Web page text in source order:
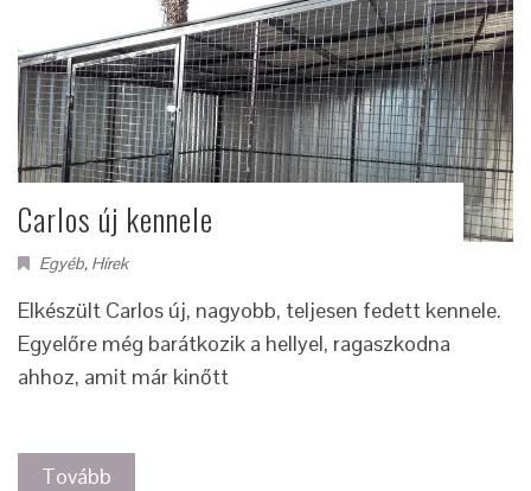
Carlos új kennele
Egyéb, Hírek
Elkészült Carlos új, nagyobb, teljesen fedett kennele.
Egyelőre még barátkozik a hellyel, ragaszkodna
ahhoz, amit már kinőtt
Tovább